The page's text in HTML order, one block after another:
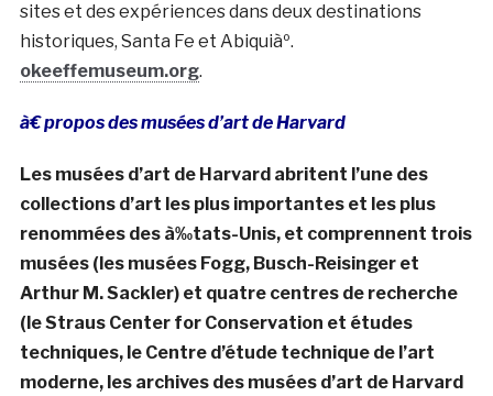
sites et des expériences dans deux destinations
historiques, Santa Fe et Abiquiàº.
okeeffemuseum.org.
à€ propos des musées d’art de Harvard
Les musées d’art de Harvard abritent l’une des
collections d’art les plus importantes et les plus
renommées des à‰tats-Unis, et comprennent trois
musées (les musées Fogg, Busch-Reisinger et
Arthur M. Sackler) et quatre centres de recherche
(le Straus Center for Conservation et études
techniques, le Centre d’étude technique de l’art
moderne, les archives des musées d’art de Harvard